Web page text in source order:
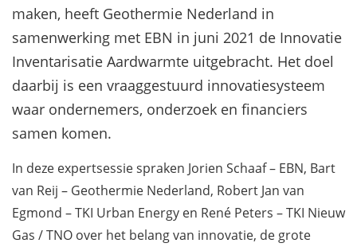
maken, heeft Geothermie Nederland in
samenwerking met EBN in juni 2021 de Innovatie
Inventarisatie Aardwarmte uitgebracht. Het doel
daarbij is een vraaggestuurd innovatiesysteem
waar ondernemers, onderzoek en financiers
samen komen.
In deze expertsessie spraken Jorien Schaaf – EBN, Bart
van Reij – Geothermie Nederland, Robert Jan van
Egmond – TKI Urban Energy en René Peters – TKI Nieuw
Gas / TNO over het belang van innovatie, de grote